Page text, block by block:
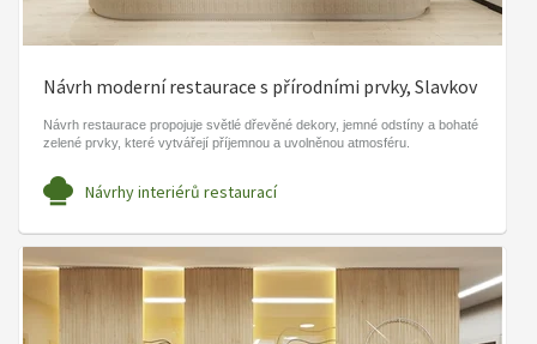
Návrh moderní restaurace s přírodními prvky, Slavkov
Návrh restaurace propojuje světlé dřevěné dekory, jemné odstíny a bohaté
zelené prvky, které vytvářejí příjemnou a uvolněnou atmosféru.
Návrhy interiérů restaurací